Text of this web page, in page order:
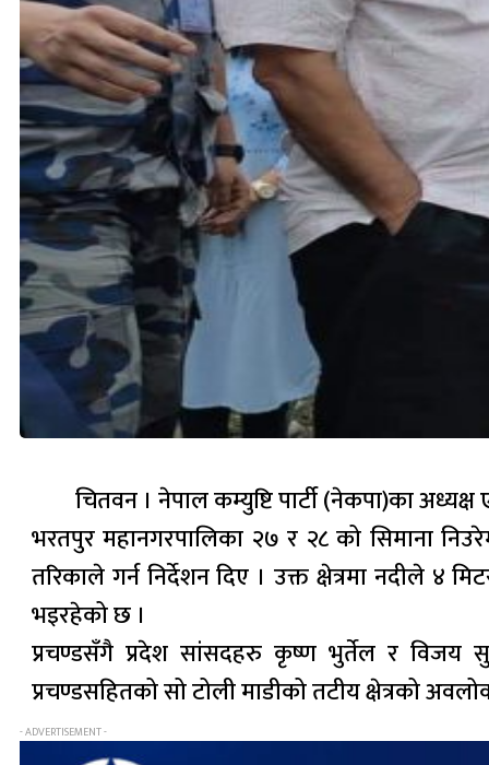
चितवन । नेपाल कम्युष्टि पार्टी (नेकपा)का
भरतपुर महानगरपालिका २७ र २८ को सिमाना
तरिकाले गर्न निर्देशन दिए । उक्त क्षेत्रमा नदीले ४
भइरहेको छ ।
प्रचण्डसँगै प्रदेश सांसदहरु कृष्ण भुर्तेल र विजय
प्रचण्डसहितको सो टोली माडीको तटीय क्षेत्रको
- ADVERTISEMENT -